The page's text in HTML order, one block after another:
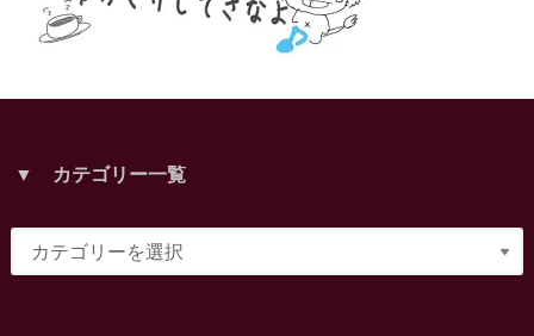
▼ カテゴリー一覧